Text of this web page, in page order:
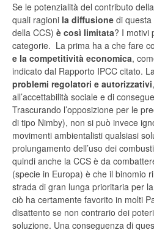
Se le potenzialità del contributo
quali ragioni la diffusione di
della CCS) è così limitata? I motivi
categorie. La prima ha a che fare
e la competitività economica,
indicato dal Rapporto IPCC citato.
problemi regolatori e autorizzativi
all’accettabilità sociale e di
Trascurando l’opposizione per le
di tipo Nimby), non si può invece
movimenti ambientalisti qualsiasi
prolungamento dell’uso dei
quindi anche la CCS è da
(specie in Europa) è che il binomio
strada di gran lunga prioritaria per
ciò ha certamente favorito in molti
disattento se non contrario dei
soluzione. Una conseguenza di